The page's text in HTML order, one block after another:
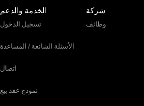
الخدمة والدعم
تسجيل الدخول
الأسئلة الشائعة / المساعدة
اتصال
نموذج عقد بيع
شركة
وظائف